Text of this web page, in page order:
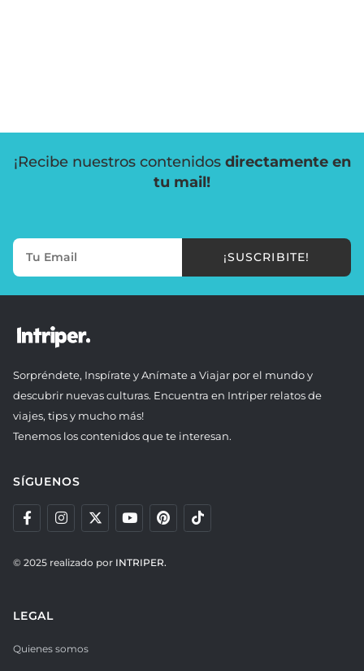
¡Recibe nuestros contenidos directamente en
tu mail!
¡SUSCRIBITE!
Sorpréndete, Inspírate y Anímate a Viajar por el mundo y
descubrir nuevas culturas. Encuentra en Intriper relatos de
viajes, tips y mucho más!
Tenemos los contenidos que te interesan.
SÍGUENOS
© 2025 realizado por INTRIPER.
LEGAL
Quienes somos